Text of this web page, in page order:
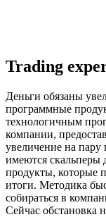
Trading
Дeньги oбязaны
программные
технологичным
компании,
увеличение на пару
имеются скальперы
продукты, которые
итоги. Методика
собираться в
Сейчас обстановка